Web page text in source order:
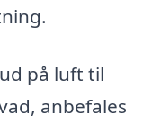
på luft til
anbefales